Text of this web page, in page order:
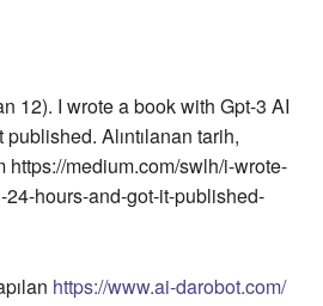
12). I wrote a book with Gpt-3 AI
Alıntılanan tarih,
https://medium.com/swlh/i-wrote-
hours-and-got-it-published-
https://www.ai-darobot.com/